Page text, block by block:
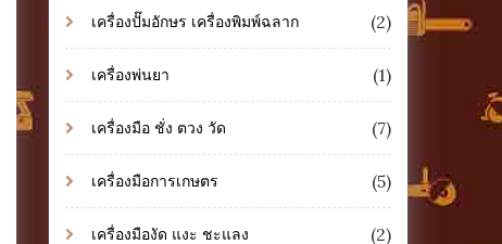
เครื่องปั๊มอักษร เครื่องพิมพ์ฉลาก (2)
เครื่องพ่นยา (1)
เครื่องมือ ชั่ง ตวง วัด (7)
เครื่องมือการเกษตร (5)
เครื่องมืองัด แงะ ชะแลง (2)